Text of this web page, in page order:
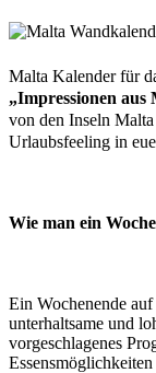
Malta Kalender für
„Impressionen aus
von den Inseln
Urlaubsfeeling in
Wie man ein
Ein Wochenende
unterhaltsame und
vorgeschlagenes